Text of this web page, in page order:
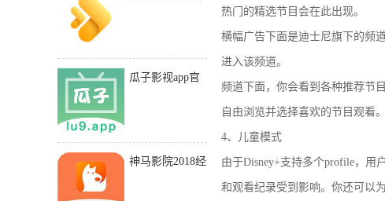
瓜子影视app官
神马影院2018经
热门的精选节目会在此出现。
横幅广告下面是迪士尼旗下的频
进入该频道。
频道下面，你会看到各种推荐节
自由浏览并选择喜欢的节目观看。
4、儿童模式
由于Disney+支持多个profile，用
和观看纪录受到影响。你还可以